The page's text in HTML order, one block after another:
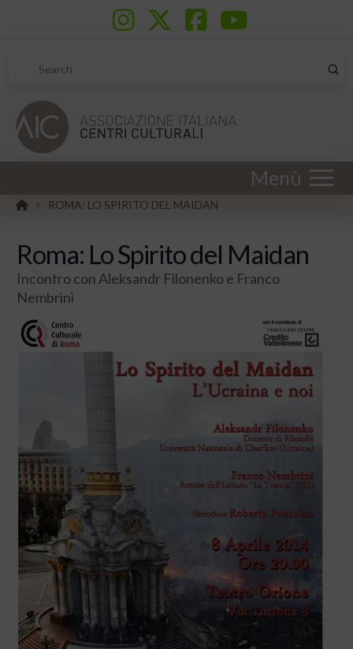
Search
Menù
HOME
> ROMA: LO SPIRITO DEL MAIDAN
Roma: Lo Spirito del Maidan
Incontro con Aleksandr Filonenko e Franco
Nembrini